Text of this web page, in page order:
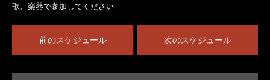
歌、楽器で参加してください
前のスケジュール 次のスケジュール